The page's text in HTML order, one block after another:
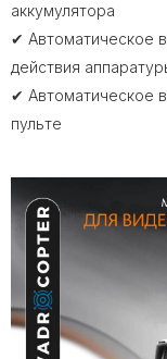
аккумулятора
✔ Автоматическое
действия
✔ Автоматическое
пульте